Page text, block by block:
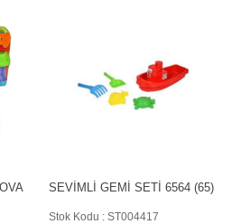
SEVİMLİ GEMİ SETİ 6564 (65)
Stok Kodu : ST004417